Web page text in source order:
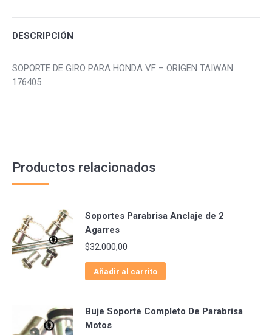
DESCRIPCIÓN
SOPORTE DE GIRO PARA HONDA VF – ORIGEN TAIWAN
176405
Productos relacionados
Soportes Parabrisa Anclaje de 2
Agarres
$32.000,00
Añadir al carrito
Buje Soporte Completo De Parabrisa
Motos